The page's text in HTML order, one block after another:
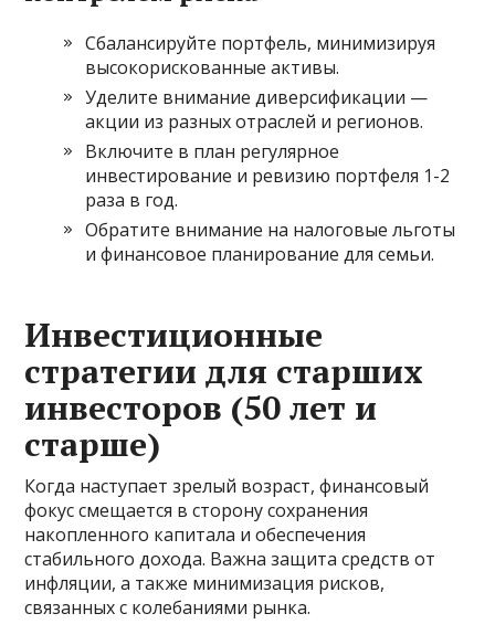
Сбалансируйте портфель, минимизируя
высокорискованные активы.
Уделите внимание диверсификации —
акции из разных отраслей и регионов.
Включите в план регулярное
инвестирование и ревизию портфеля 1-2
раза в год.
Обратите внимание на налоговые льготы
и финансовое планирование для семьи.
Инвестиционные
стратегии для старших
инвесторов (50 лет и
старше)
Когда наступает зрелый возраст, финансовый
фокус смещается в сторону сохранения
накопленного капитала и обеспечения
стабильного дохода. Важна защита средств от
инфляции, а также минимизация рисков,
связанных с колебаниями рынка.